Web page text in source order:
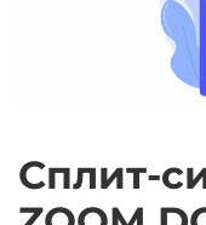
Сплит-